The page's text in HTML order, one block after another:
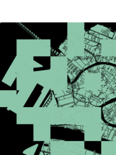
subsidies open
2023
Voor
onderzoekers
Biennale as